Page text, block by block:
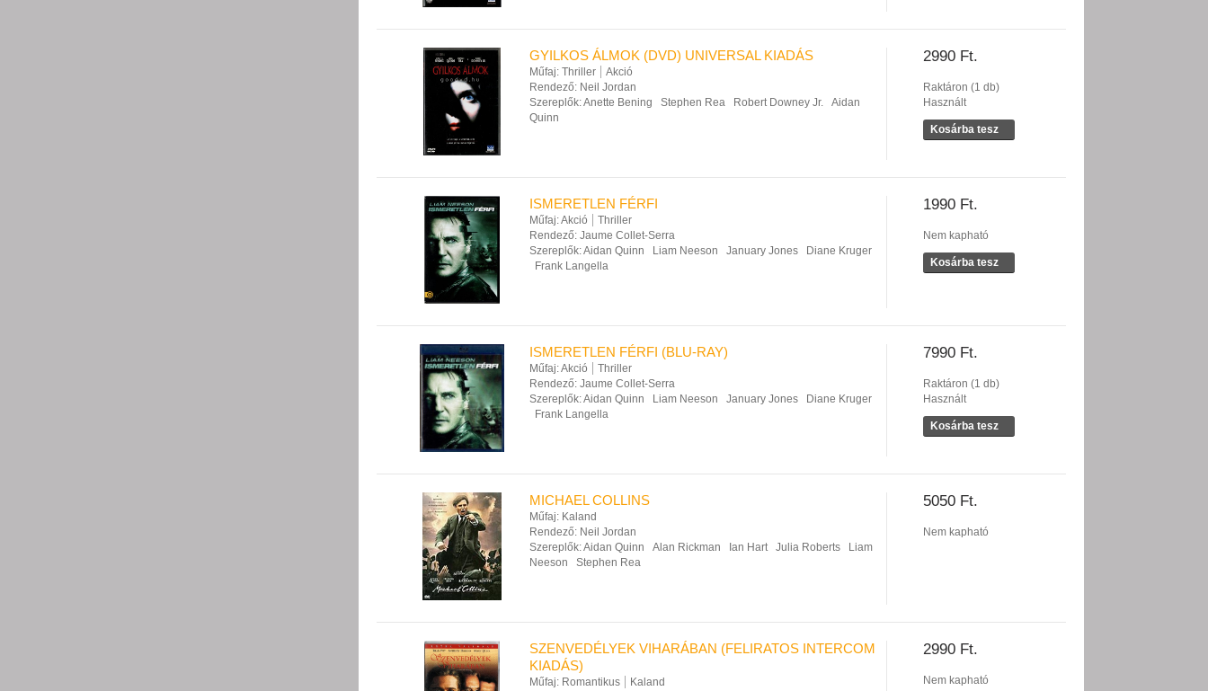
2990 Ft.
Raktáron (1 db)
Használt
Kosárba tesz
GYILKOS ÁLMOK (DVD) UNIVERSAL KIADÁS
Műfaj: Thriller
Akció
Rendező: Neil Jordan
Szereplők:Anette Bening Stephen Rea Robert Downey Jr.
Aidan
Quinn
1990 Ft.
Nem kapható
Kosárba tesz
ISMERETLEN FÉRFI
Műfaj:Akció
Thriller
Rendező: Jaume Collet-Serra
Szereplők:Aidan Quinn Liam Neeson January Jones
Diane Kruger
Frank Langella
7990 Ft.
Raktáron (1 db)
Használt
Kosárba tesz
ISMERETLEN FÉRFI (BLU-RAY)
Műfaj:Akció
Thriller
Rendező: Jaume Collet-Serra
Szereplők:Aidan Quinn Liam Neeson January Jones
Diane Kruger
Frank Langella
5050 Ft.
Nem kapható
MICHAEL COLLINS
Műfaj: Kaland
Rendező: Neil Jordan
Szereplők:Aidan Quinn Alan Rickman Ian Hart Julia Roberts
Liam
Neeson
Stephen Rea
2990 Ft.
Nem kapható
SZENVEDÉLYEK VIHARÁBAN (FELIRATOS INTERCOM
KIADÁS)
Műfaj: Romantikus
Kaland